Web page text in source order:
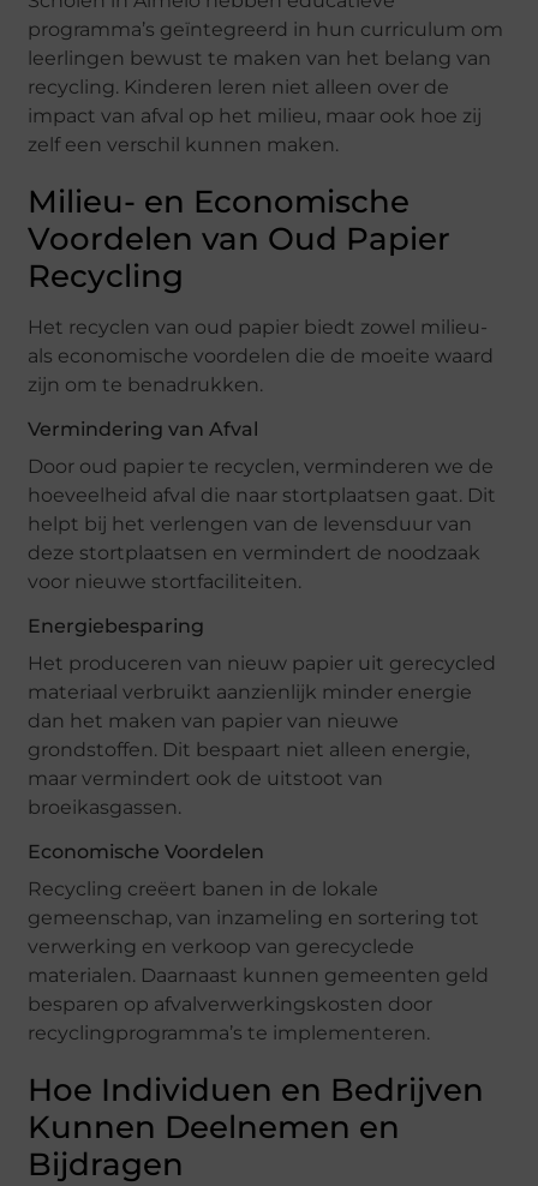
programma’s geïntegreerd in hun curriculum om
leerlingen bewust te maken van het belang van
recycling. Kinderen leren niet alleen over de
impact van afval op het milieu, maar ook hoe zij
zelf een verschil kunnen maken.
Milieu- en Economische
Voordelen van Oud Papier
Recycling
Het recyclen van oud papier biedt zowel milieu-
als economische voordelen die de moeite waard
zijn om te benadrukken.
Vermindering van Afval
Door oud papier te recyclen, verminderen we de
hoeveelheid afval die naar stortplaatsen gaat. Dit
helpt bij het verlengen van de levensduur van
deze stortplaatsen en vermindert de noodzaak
voor nieuwe stortfaciliteiten.
Energiebesparing
Het produceren van nieuw papier uit gerecycled
materiaal verbruikt aanzienlijk minder energie
dan het maken van papier van nieuwe
grondstoffen. Dit bespaart niet alleen energie,
maar vermindert ook de uitstoot van
broeikasgassen.
Economische Voordelen
Recycling creëert banen in de lokale
gemeenschap, van inzameling en sortering tot
verwerking en verkoop van gerecyclede
materialen. Daarnaast kunnen gemeenten geld
besparen op afvalverwerkingskosten door
recyclingprogramma’s te implementeren.
Hoe Individuen en Bedrijven
Kunnen Deelnemen en
Bijdragen